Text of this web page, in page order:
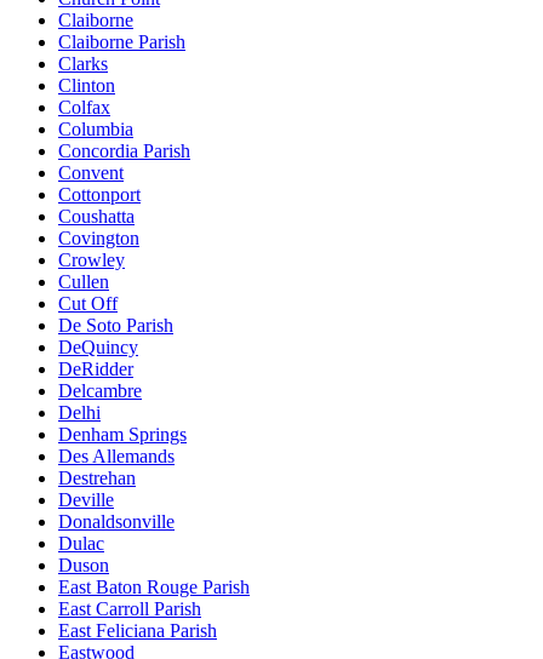
Claiborne
Claiborne Parish
Clarks
Clinton
Colfax
Columbia
Concordia Parish
Convent
Cottonport
Coushatta
Covington
Crowley
Cullen
Cut Off
De Soto Parish
DeQuincy
DeRidder
Delcambre
Delhi
Denham Springs
Des Allemands
Destrehan
Deville
Donaldsonville
Dulac
Duson
East Baton Rouge Parish
East Carroll Parish
East Feliciana Parish
Eastwood